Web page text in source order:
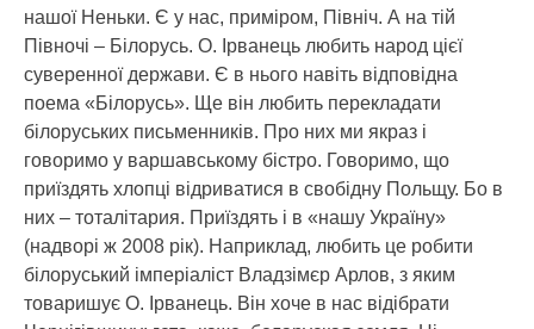
нашої Неньки. Є у нас, приміром, Північ. А на тій
Півночі – Білорусь. О. Ірванець любить народ цієї
суверенної держави. Є в нього навіть відповідна
поема «Білорусь». Ще він любить перекладати
білоруських письменників. Про них ми якраз і
говоримо у варшавському бістро. Говоримо, що
приїздять хлопці відриватися в свобідну Польщу. Бо в
них – тоталітария. Приїздять і в «нашу Україну»
(надворі ж 2008 рік). Наприклад, любить це робити
білоруський імперіаліст Владзімєр Арлов, з яким
товаришує О. Ірванець. Він хоче в нас відібрати